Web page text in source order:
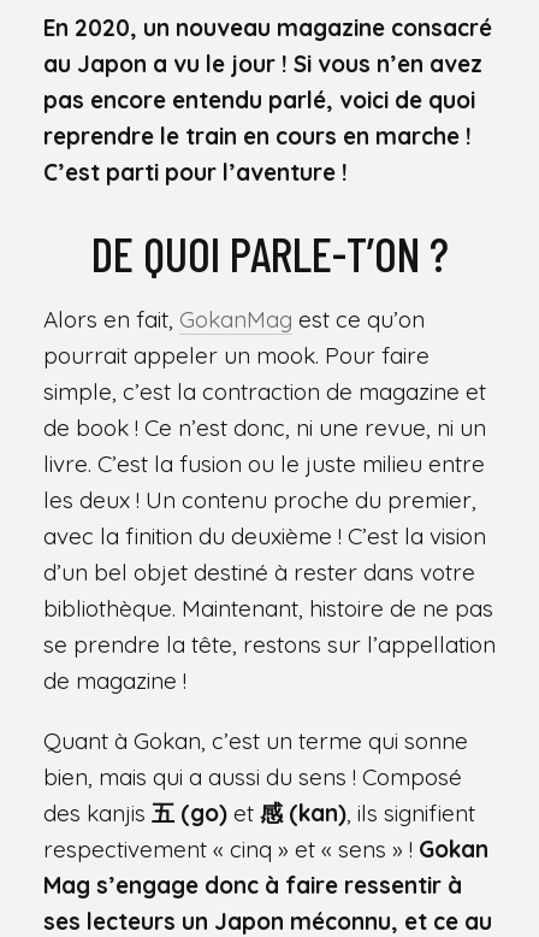
En 2020, un nouveau magazine consacré
au Japon a vu le jour ! Si vous n’en avez
pas encore entendu parlé, voici de quoi
reprendre le train en cours en marche !
C’est parti pour l’aventure !
DE QUOI PARLE-T’ON ?
Alors en fait, GokanMag est ce qu’on
pourrait appeler un mook. Pour faire
simple, c’est la contraction de magazine et
de book ! Ce n’est donc, ni une revue, ni un
livre. C’est la fusion ou le juste milieu entre
les deux ! Un contenu proche du premier,
avec la finition du deuxième ! C’est la vision
d’un bel objet destiné à rester dans votre
bibliothèque. Maintenant, histoire de ne pas
se prendre la tête, restons sur l’appellation
de magazine !
Quant à Gokan, c’est un terme qui sonne
bien, mais qui a aussi du sens ! Composé
des kanjis 五 (go)et 感 (kan), ils signifient
respectivement « cinq » et « sens » ! Gokan
Mag s’engage donc à faire ressentir à
ses lecteurs un Japon méconnu, et ce au